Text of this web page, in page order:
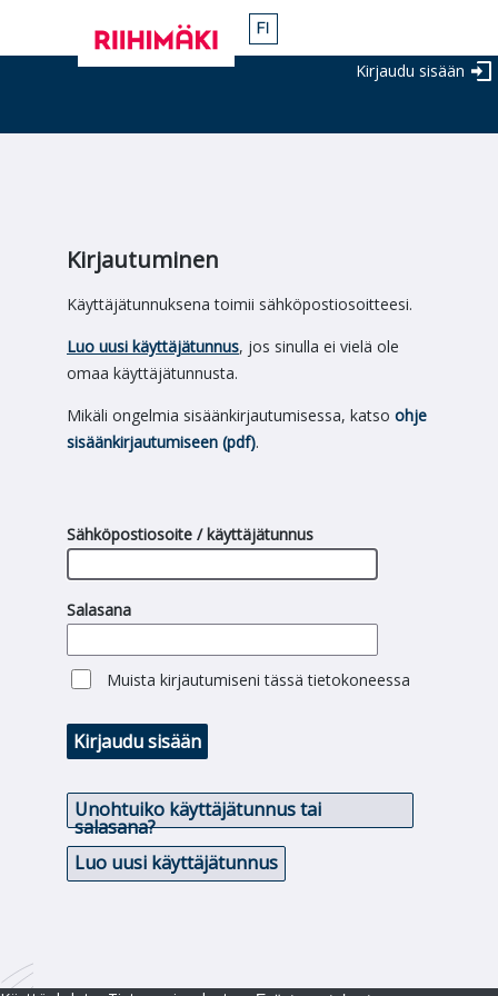
Kirjaudu sisään
Kirjautuminen
Käyttäjätunnuksena toimii sähköpostiosoitteesi.
Luo uusi käyttäjätunnus, jos sinulla ei vielä ole
omaa käyttäjätunnusta.
Mikäli ongelmia sisäänkirjautumisessa, katso ohje
sisäänkirjautumiseen (pdf).
Sähköpostiosoite / käyttäjätunnus
Salasana
Muista kirjautumiseni tässä tietokoneessa
Kirjaudu sisään
Unohtuiko käyttäjätunnus tai
salasana?
Luo uusi käyttäjätunnus